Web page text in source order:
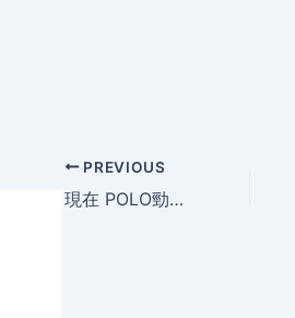
Post
navigation
PREVIOUS
現在 POLO勁取賣好少錢啊